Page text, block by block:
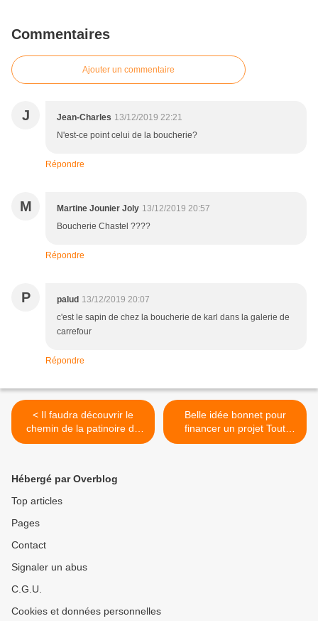
Commentaires
Ajouter un commentaire
J Jean-Charles 13/12/2019 22:21
N'est-ce point celui de la boucherie?
Répondre
M Martine Jounier Joly 13/12/2019 20:57
Boucherie Chastel ????
Répondre
P palud 13/12/2019 20:07
c'est le sapin de chez la boucherie de karl dans la galerie de
carrefour
Répondre
< Il faudra découvrir le
chemin de la patinoire de
Noël à Quimper
Belle idée bonnet pour
financer un projet Tout
Public à la MPT de Penhars
Hébergé par Overblog
Top articles
Pages
Contact
Signaler un abus
C.G.U.
Cookies et données personnelles